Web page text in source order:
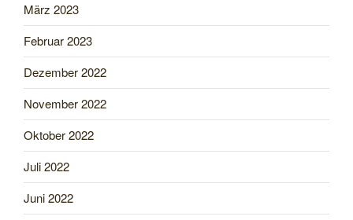
März 2023
Februar 2023
Dezember 2022
November 2022
Oktober 2022
Juli 2022
Juni 2022